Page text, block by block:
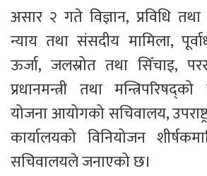
असार २ गते विज्ञान, प्रविधि
न्याय तथा संसदीय मामिला,
ऊर्जा, जलस्रोत तथा सिँचाइ,
प्रधानमन्त्री तथा मन्त्रिपरिषद्को
योजना आयोगको सचिवालय,
कार्यालयको विनियोजन
सचिवालयले जनाएको छ।